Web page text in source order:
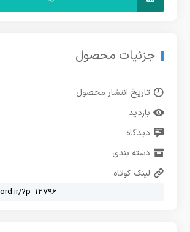
جزئیات محصول
تاریخ انتشار محصول
بازدید
دیدگاه
دسته بندی
لینک کوتاه